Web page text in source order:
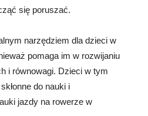
się poruszać.
narzędziem dla dzieci w
pomaga im w rozwijaniu
i równowagi. Dzieci w tym
do nauki i
jazdy na rowerze w